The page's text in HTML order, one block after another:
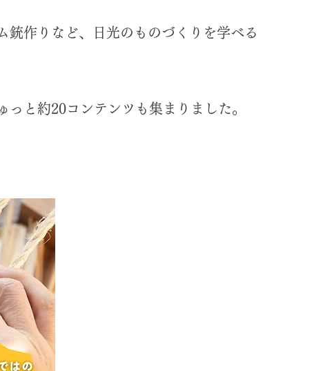
銃作りなど、日光のものづくりを学べる
と約20コンテンツも集まりました。